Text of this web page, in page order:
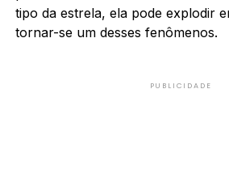
tipo da estrela, ela pode explodir
tornar-se um desses fenômenos.
PUBLICIDADE